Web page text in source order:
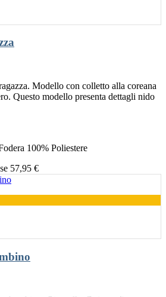
Modello con colletto alla coreana
Questo modello presenta dettagli nido
100% Poliestere
57,95 €